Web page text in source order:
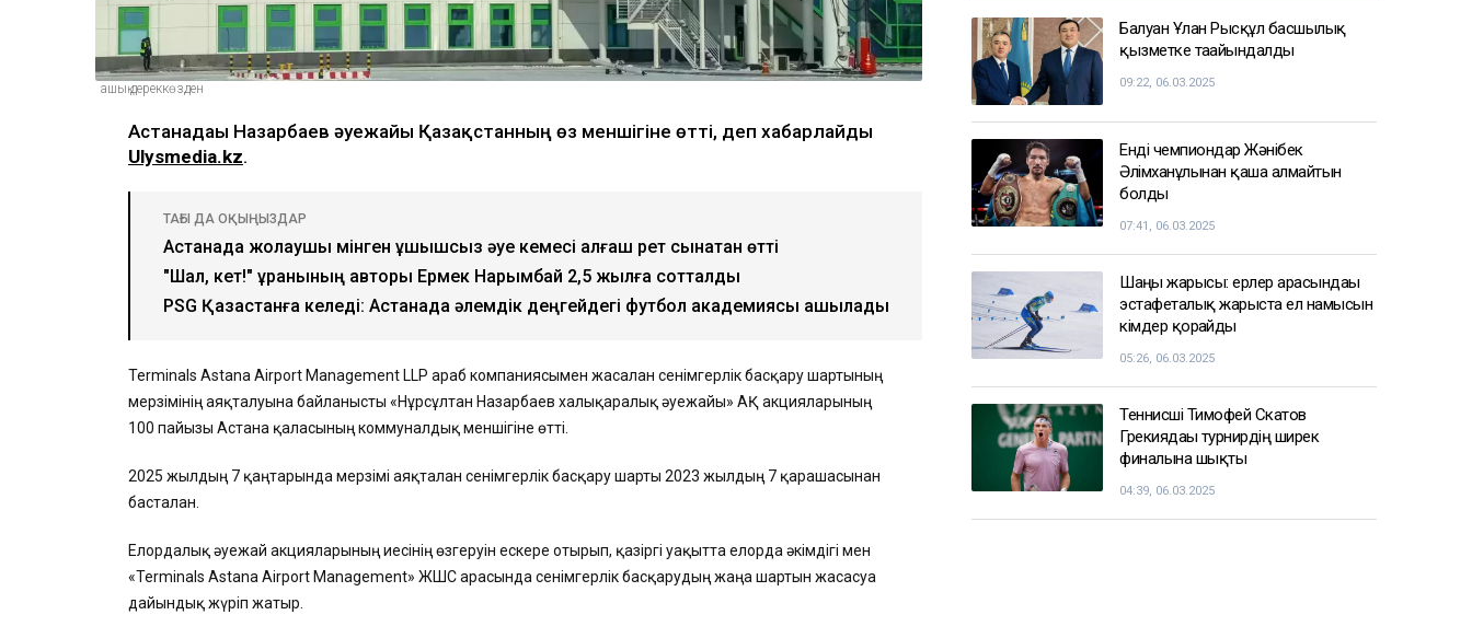
ашық дереккөзден
Астанадағы Назарбаев әуежайы Қазақстанның өз меншігіне өтті, деп хабарлайды
Ulysmedia.kz.
ТАҒЫ ДА ОҚЫҢЫЗДАР
Астанада жолаушы мінген ұшқышсыз әуе кемесі алғаш рет сынақтан өтті
"Шал, кет!" ұранының авторы Ермек Нарымбай 2,5 жылға сотталды
PSG Қазақстанға келеді: Астанада әлемдік деңгейдегі футбол академиясы ашылады
Terminals Astana Airport Management LLP араб компаниясымен жасалған сенімгерлік басқару шартының
мерзімінің аяқталуына байланысты «Нұрсұлтан Назарбаев халықаралық әуежайы» АҚ акцияларының
100 пайызы Астана қаласының коммуналдық меншігіне өтті.
2025 жылдың 7 қаңтарында мерзімі аяқталған сенімгерлік басқару шарты 2023 жылдың 7 қарашасынан
басталған.
Елордалық әуежай акцияларының иесінің өзгеруін ескере отырып, қазіргі уақытта елорда әкімдігі мен
«Terminals Astana Airport Management» ЖШС арасында сенімгерлік басқарудың жаңа шартын жасасуға
дайындық жүріп жатыр.
Балуан Ұлан Рысқұл басшылық
қызметке тағайындалды
09:22, 06.03.2025
Енді чемпиондар Жәнібек
Әлімханұлынан қаша алмайтын
болды
07:41, 06.03.2025
Шаңғы жарысы: ерлер арасындағы
эстафеталық жарыста ел намысын
кімдер қорғайды
05:26, 06.03.2025
Теннисші Тимофей Скатов
Грекиядағы турнирдің ширек
финалына шықты
04:39, 06.03.2025